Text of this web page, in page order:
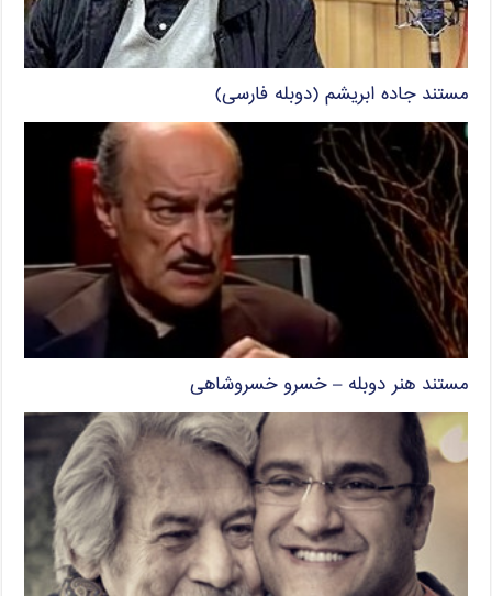
مستند جاده ابریشم (دوبله فارسی)
مستند هنر دوبله – خسرو خسروشاهی